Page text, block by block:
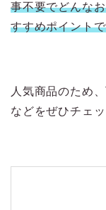
事不要でどんな
すすめポイント
人気商品のため
などをぜひチェ